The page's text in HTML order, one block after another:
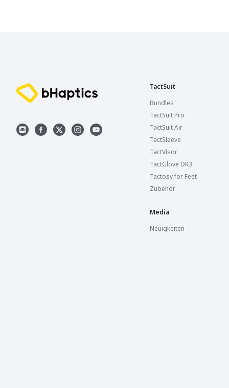
TactSuit
Bundles
TactSuit Pro
TactSuit Air
TactSleeve
TactVisor
TactGlove DK3
Tactosy for Feet
Zubehör
Media
Neuigkeiten